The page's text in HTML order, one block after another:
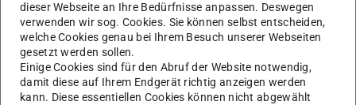
Lebens in der Region darstellte. Der Besuch des großen
jüdischen Friedhofs „Heiliger Sand“ und die Möglichkeit,
die eigentlich aufgrund von Renovierungsarbeiten
geschlossene Synagoge zu besichtigen, stellten
besondere Highlights dar. In der Synagoge hörten wir
dieser Webseite an Ihre Bedürfnisse anpassen. Deswegen
verwenden wir sog. Cookies. Sie können selbst entscheiden,
welche Cookies genau bei Ihrem Besuch unserer Webseiten
gesetzt werden sollen.
Einige Cookies sind für den Abruf der Website notwendig,
damit diese auf Ihrem Endgerät richtig anzeigen werden
kann. Diese essentiellen Cookies können nicht abgewählt